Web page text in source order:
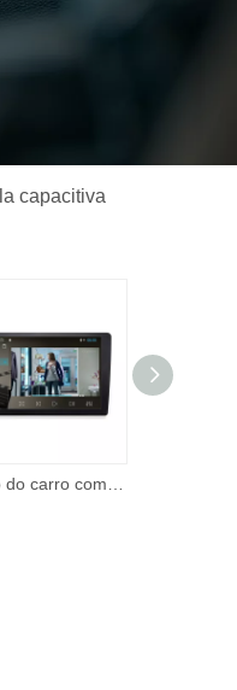
capacitiva